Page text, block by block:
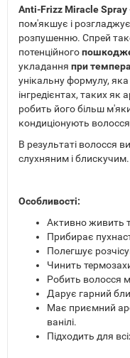
Anti-Frizz Miracle Spray
пом'якшує і
розпушенню. Спрей
потенційного
укладання при
унікальну формулу,
інгредієнтах, таких як
робить його більш
кондиціонують
В результаті волосся
слухняним і блискучим.
Особливості:
Активно живить
Прибирає
Полегшує
Чинить
Робить волосся
Дарує гарний
Має приємний
ванілі.
Підходить для